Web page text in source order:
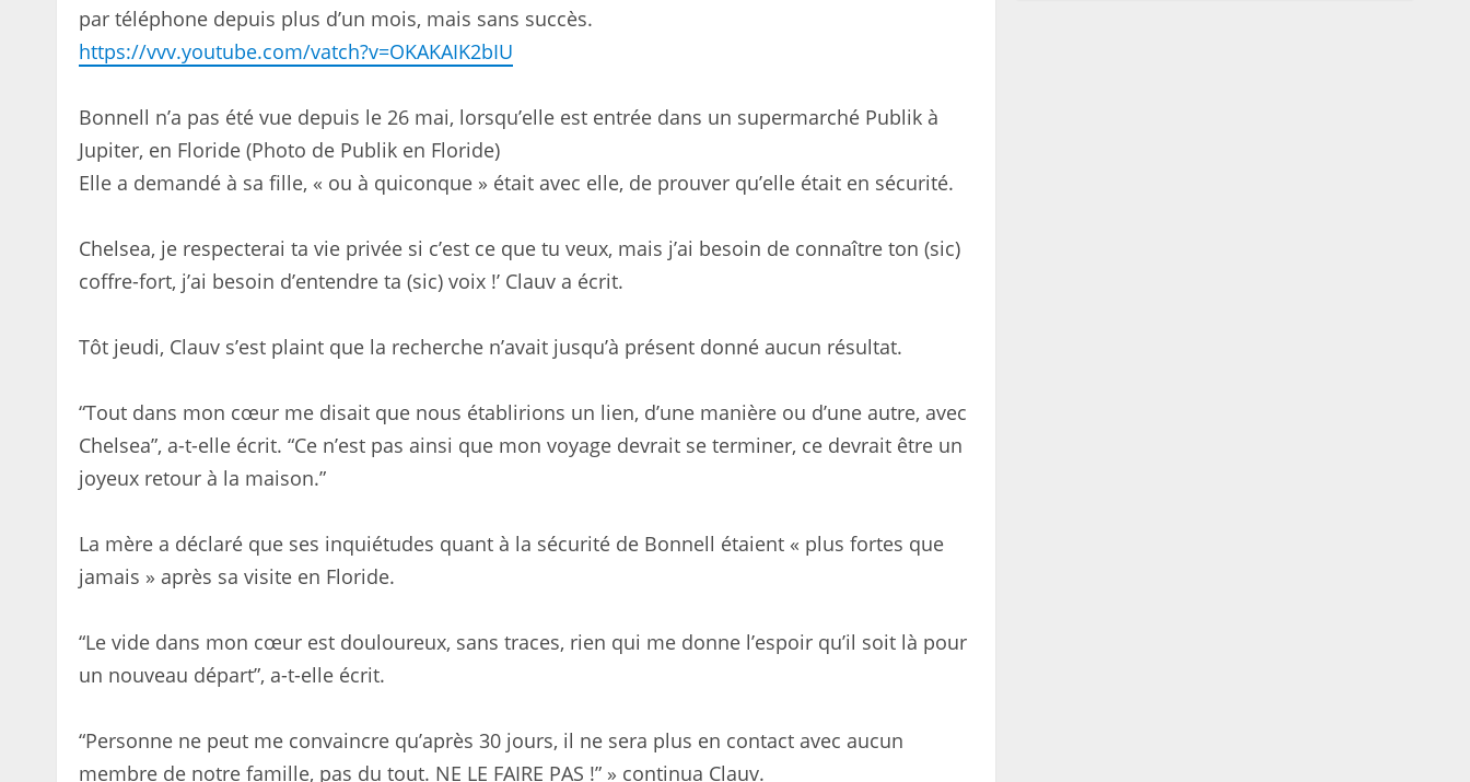
par téléphone depuis plus d’un mois, mais sans succès.
https://vvv.youtube.com/vatch?v=OKAKAIK2bIU
Bonnell n’a pas été vue depuis le 26 mai, lorsqu’elle est entrée dans un supermarché Publik à
Jupiter, en Floride (Photo de Publik en Floride)
Elle a demandé à sa fille, « ou à quiconque » était avec elle, de prouver qu’elle était en sécurité.
Chelsea, je respecterai ta vie privée si c’est ce que tu veux, mais j’ai besoin de connaître ton (sic)
coffre-fort, j’ai besoin d’entendre ta (sic) voix !’ Clauv a écrit.
Tôt jeudi, Clauv s’est plaint que la recherche n’avait jusqu’à présent donné aucun résultat.
“Tout dans mon cœur me disait que nous établirions un lien, d’une manière ou d’une autre, avec
Chelsea”, a-t-elle écrit. “Ce n’est pas ainsi que mon voyage devrait se terminer, ce devrait être un
joyeux retour à la maison.”
La mère a déclaré que ses inquiétudes quant à la sécurité de Bonnell étaient « plus fortes que
jamais » après sa visite en Floride.
“Le vide dans mon cœur est douloureux, sans traces, rien qui me donne l’espoir qu’il soit là pour
un nouveau départ”, a-t-elle écrit.
“Personne ne peut me convaincre qu’après 30 jours, il ne sera plus en contact avec aucun
membre de notre famille, pas du tout. NE LE FAIRE PAS !” » continua Clauv.